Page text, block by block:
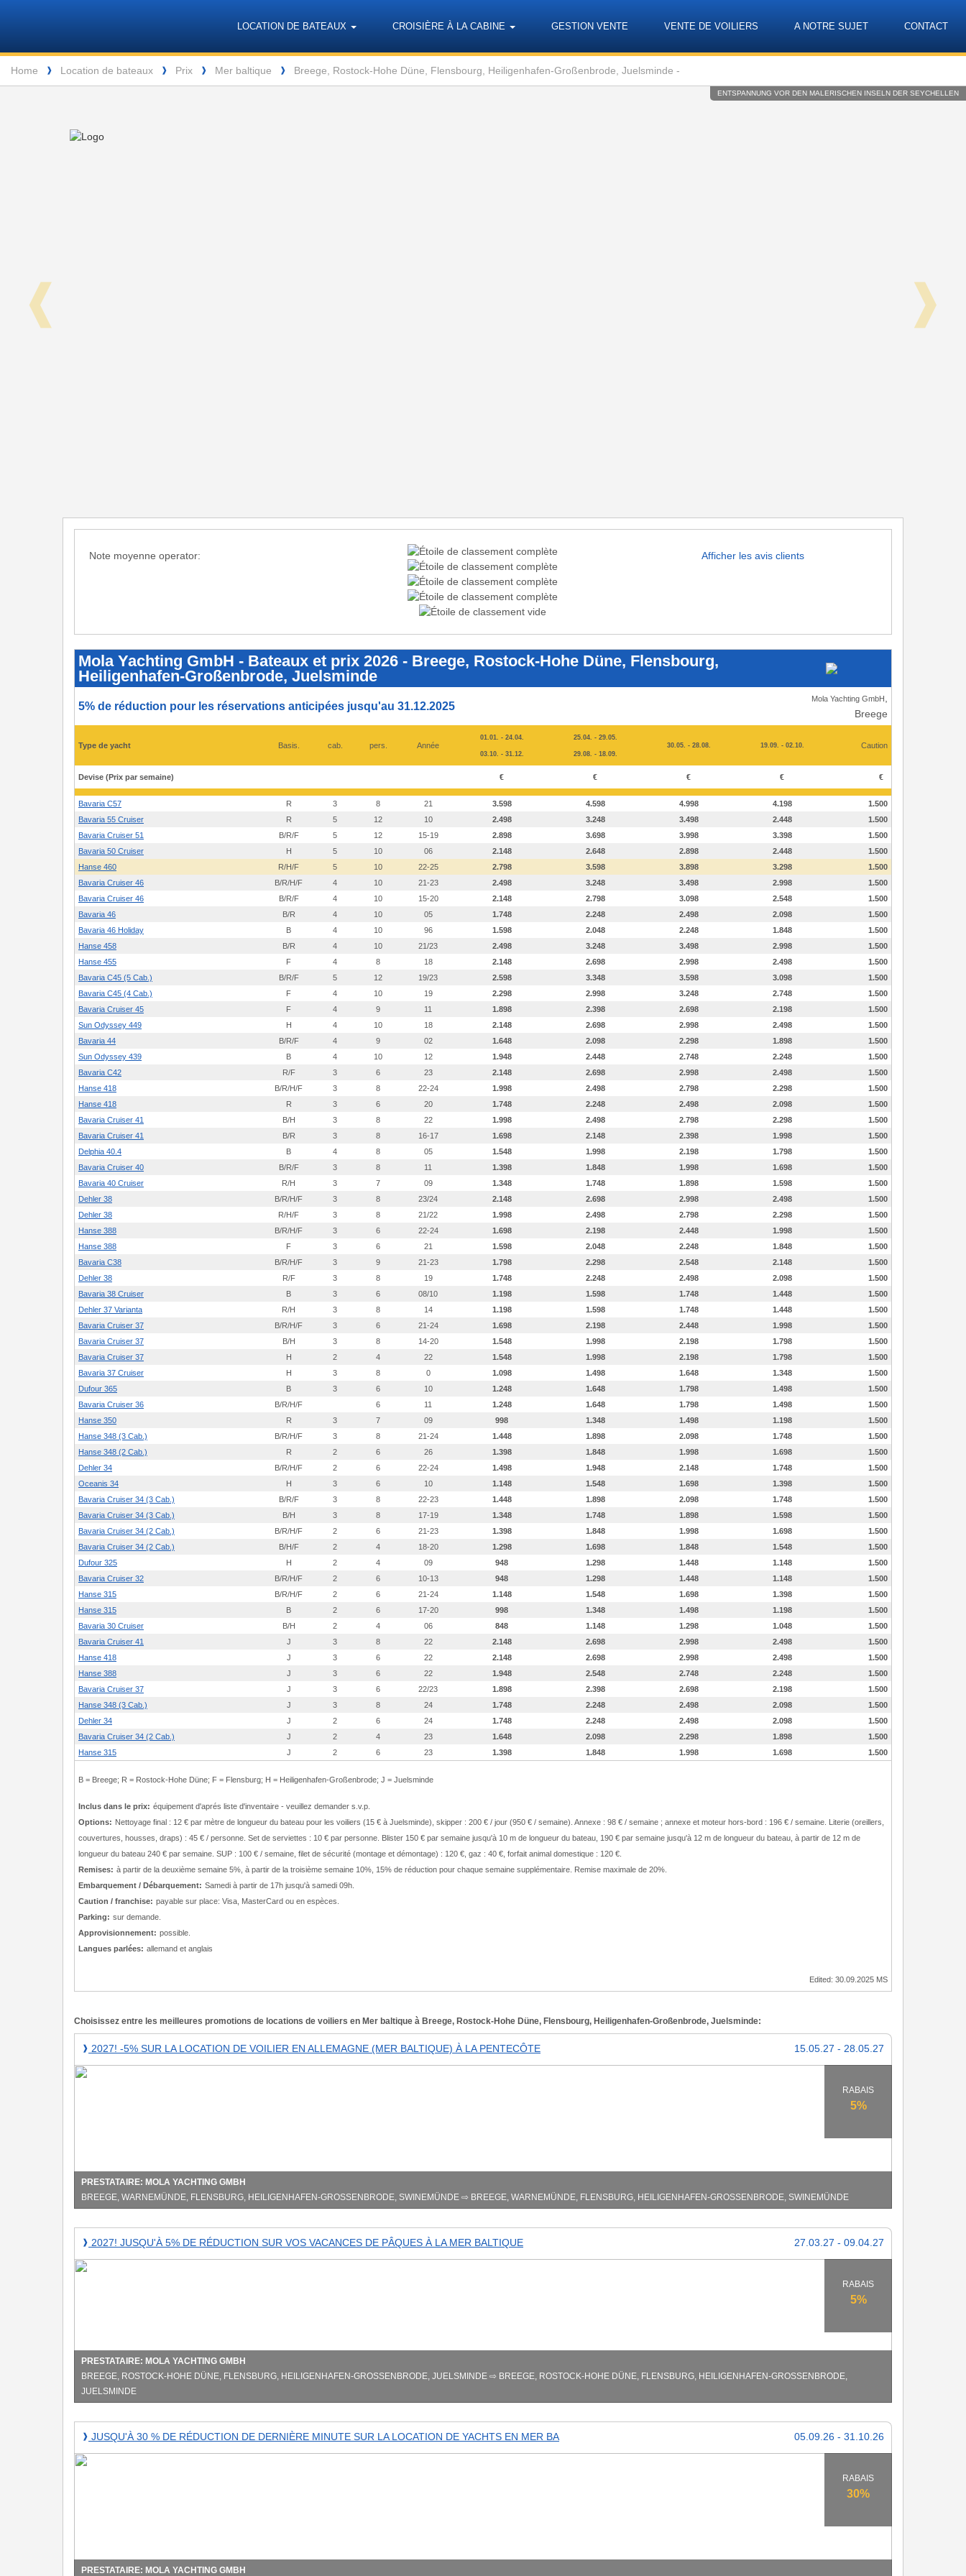
VPM
Yachtcharter
LOCATION DE BATEAUX CROISIÈRE À LA CABINE GESTION VENTE VENTE DE VOILIERS A NOTRE SUJET CONTACT
Breadcrumb
Home ❱ Location de bateaux ❱ Prix ❱ Mer baltique ❱ Breege, Rostock-Hohe Düne, Flensbourg, Heiligenhafen-Großenbrode, Juelsminde -
❰ ❱
ENTSPANNUNG VOR DEN MALERISCHEN INSELN DER SEYCHELLEN
Note moyenne operator: Afficher les avis clients
Yachting
GmbH
Bateaux
et
2026
Hohe
Düne,
Großenbrode,
Juelsminde
Mola Yachting GmbH - Bateaux et prix 2026 - Breege, Rostock-Hohe Düne, Flensbourg,
Heiligenhafen-Großenbrode, Juelsminde
5% de réduction pour les réservations anticipées jusqu'au 31.12.2025
Mola Yachting GmbH
Breege
Type de yacht Basis. cab. pers. Année
01.01. - 24.04.
03.10. - 31.12.
25.04. - 29.05.
29.08. - 18.09.
30.05. - 28.08. 19.09. - 02.10. Caution
Devise (Prix par semaine) € € € € €
Bavaria C57 R 3 8 21 3.598 4.598 4.998 4.198
1.500
Bavaria 55 Cruiser
R 5 12 10 2.498 3.248 3.498 2.448
1.500
Bavaria Cruiser 51
B/R/F 5 12 15-19 2.898 3.698 3.998 3.398
1.500
Bavaria 50 Cruiser
H 5 10 06 2.148 2.648 2.898 2.448
1.500
Hanse 460
R/H/F 5 10 22-25 2.798 3.598 3.898 3.298
1.500
Bavaria Cruiser 46
B/R/H/F 4 10 21-23 2.498 3.248 3.498 2.998
1.500
Bavaria Cruiser 46
B/R/F 4 10 15-20 2.148 2.798 3.098 2.548
1.500
Bavaria 46
B/R 4 10 05 1.748 2.248 2.498 2.098
1.500
Bavaria 46 Holiday
B 4 10 96 1.598 2.048 2.248 1.848
1.500
Hanse 458
B/R 4 10 21/23 2.498 3.248 3.498 2.998
1.500
Hanse 455
F 4 8 18 2.148 2.698 2.998 2.498
1.500
Bavaria C45 (5 Cab.)
B/R/F 5 12 19/23 2.598 3.348 3.598 3.098
1.500
Bavaria C45 (4 Cab.)
F 4 10 19 2.298 2.998 3.248 2.748
1.500
Bavaria Cruiser 45
F 4 9 11 1.898 2.398 2.698 2.198
1.500
Sun Odyssey 449
H 4 10 18 2.148 2.698 2.998 2.498
1.500
Bavaria 44
B/R/F 4 9 02 1.648 2.098 2.298 1.898
1.500
Sun Odyssey 439
B 4 10 12 1.948 2.448 2.748 2.248
1.500
Bavaria C42
R/F 3 6 23 2.148 2.698 2.998 2.498
1.500
Hanse 418
B/R/H/F 3 8 22-24 1.998 2.498 2.798 2.298
1.500
Hanse 418
R 3 6 20 1.748 2.248 2.498 2.098
1.500
Bavaria Cruiser 41
B/H 3 8 22 1.998 2.498 2.798 2.298
1.500
Bavaria Cruiser 41
B/R 3 8 16-17 1.698 2.148 2.398 1.998
1.500
Delphia 40.4
B 4 8 05 1.548 1.998 2.198 1.798
1.500
Bavaria Cruiser 40
B/R/F 3 8 11 1.398 1.848 1.998 1.698
1.500
Bavaria 40 Cruiser
R/H 3 7 09 1.348 1.748 1.898 1.598
1.500
Dehler 38
B/R/H/F 3 8 23/24 2.148 2.698 2.998 2.498
1.500
Dehler 38
R/H/F 3 8 21/22 1.998 2.498 2.798 2.298
1.500
Hanse 388
B/R/H/F 3 6 22-24 1.698 2.198 2.448 1.998
1.500
Hanse 388
F 3 6 21 1.598 2.048 2.248 1.848
1.500
Bavaria C38
B/R/H/F 3 9 21-23 1.798 2.298 2.548 2.148
1.500
Dehler 38
R/F 3 8 19 1.748 2.248 2.498 2.098
1.500
Bavaria 38 Cruiser
B 3 6 08/10 1.198 1.598 1.748 1.448
1.500
Dehler 37 Varianta
R/H 3 8 14 1.198 1.598 1.748 1.448
1.500
Bavaria Cruiser 37
B/R/H/F 3 6 21-24 1.698 2.198 2.448 1.998
1.500
Bavaria Cruiser 37
B/H 3 8 14-20 1.548 1.998 2.198 1.798
1.500
Bavaria Cruiser 37
H 2 4 22 1.548 1.998 2.198 1.798
1.500
Bavaria 37 Cruiser
H 3 8 0 1.098 1.498 1.648 1.348
1.500
Dufour 365
B 3 6 10 1.248 1.648 1.798 1.498
1.500
Bavaria Cruiser 36
B/R/H/F 6 11 1.248 1.648 1.798 1.498
1.500
Hanse 350
R 3 7 09 998 1.348 1.498 1.198
1.500
Hanse 348 (3 Cab.)
B/R/H/F 3 8 21-24 1.448 1.898 2.098 1.748
1.500
Hanse 348 (2 Cab.)
R 2 6 26 1.398 1.848 1.998 1.698
1.500
Dehler 34
B/R/H/F 2 6 22-24 1.498 1.948 2.148 1.748
1.500
Oceanis 34
H 3 6 10 1.148 1.548 1.698 1.398
1.500
Bavaria Cruiser 34 (3 Cab.)
B/R/F 3 8 22-23 1.448 1.898 2.098 1.748
1.500
Bavaria Cruiser 34 (3 Cab.)
B/H 3 8 17-19 1.348 1.748 1.898 1.598
1.500
Bavaria Cruiser 34 (2 Cab.)
B/R/H/F 2 6 21-23 1.398 1.848 1.998 1.698
1.500
Bavaria Cruiser 34 (2 Cab.)
B/H/F 2 4 18-20 1.298 1.698 1.848 1.548
1.500
Dufour 325
H 2 4 09 948 1.298 1.448 1.148
1.500
Bavaria Cruiser 32
B/R/H/F 2 6 10-13 948 1.298 1.448 1.148
1.500
Hanse 315
B/R/H/F 2 6 21-24 1.148 1.548 1.698 1.398
1.500
Hanse 315
B 2 6 17-20 998 1.348 1.498 1.198
1.500
Bavaria 30 Cruiser
B/H 2 4 06 848 1.148 1.298 1.048
1.500
Bavaria Cruiser 41
J 3 8 22 2.148 2.698 2.998 2.498
1.500
Hanse 418
J 3 6 22 2.148 2.698 2.998 2.498
1.500
Hanse 388
J 3 6 22 1.948 2.548 2.748 2.248
1.500
Bavaria Cruiser 37
J 3 6 22/23 1.898 2.398 2.698 2.198
1.500
Hanse 348 (3 Cab.)
J 3 8 24 1.748 2.248 2.498 2.098
1.500
Dehler 34
J 2 6 24 1.748 2.248 2.498 2.098
1.500
Bavaria Cruiser 34 (2 Cab.)
J 2 4 23 1.648 2.098 2.298 1.898
1.500
Hanse 315
J 2 6 23 1.398 1.848 1.998 1.698 1.500
B = Breege; R = Rostock-Hohe Düne; F = Flensburg; H = Heiligenhafen-Großenbrode; J = Juelsminde
Inclus dans le prix: équipement d'aprés liste d'inventaire - veuillez demander s.v.p.
Options: Nettoyage final : 12 € par mètre de longueur du bateau pour les voiliers (15 € à Juelsminde), skipper : 200 € / jour (950 € / semaine). Annexe : 98 € / semaine ; annexe et moteur hors-bord : 196 € / semaine. Literie (oreillers,
couvertures, housses, draps) : 45 € / personne. Set de serviettes : 10 € par personne. Blister 150 € par semaine jusqu'à 10 m de longueur du bateau, 190 € par semaine jusqu'à 12 m de longueur du bateau, à partir de 12 m de
longueur du bateau 240 € par semaine. SUP : 100 € / semaine, filet de sécurité (montage et démontage) : 120 €, gaz : 40 €, forfait animal domestique : 120 €.
Remises: à partir de la deuxième semaine 5%, à partir de la troisième semaine 10%, 15% de réduction pour chaque semaine supplémentaire. Remise maximale de 20%.
Embarquement / Débarquement: Samedi à partir de 17h jusqu'à samedi 09h.
Caution / franchise: payable sur place: Visa, MasterCard ou en espèces.
Parking: sur demande.
Approvisionnement: possible.
Langues parlées: allemand et anglais
Edited: 30.09.2025 MS
Choisissez entre les meilleures promotions de locations de voiliers en Mer baltique à Breege, Rostock-Hohe Düne, Flensbourg, Heiligenhafen-Großenbrode, Juelsminde:
2027!
-5%
sur
(Mer
Baltique)
la
Pentecôte
❱ 2027! -5% SUR LA LOCATION DE VOILIER EN ALLEMAGNE (MER BALTIQUE) À LA PENTECÔTE 15.05.27 - 28.05.27
RABAIS
5%
PRESTATAIRE: MOLA YACHTING GMBH
BREEGE, WARNEMÜNDE, FLENSBURG, HEILIGENHAFEN-GROSSENBRODE, SWINEMÜNDE ⇨ BREEGE, WARNEMÜNDE, FLENSBURG, HEILIGENHAFEN-GROSSENBRODE, SWINEMÜNDE
2027!
Jusqu'à
5%
de
Pâques
mer
Baltique
❱ 2027! JUSQU'À 5% DE RÉDUCTION SUR VOS VACANCES DE PÂQUES À LA MER BALTIQUE 27.03.27 - 09.04.27
RABAIS
5%
PRESTATAIRE: MOLA YACHTING GMBH
BREEGE, ROSTOCK-HOHE DÜNE, FLENSBURG, HEILIGENHAFEN-GROSSENBRODE, JUELSMINDE ⇨ BREEGE, ROSTOCK-HOHE DÜNE, FLENSBURG, HEILIGENHAFEN-GROSSENBRODE, JU
ELSMINDE
Jusqu'à
30
%
la
❱ JUSQU'À 30 % DE RÉDUCTION DE DERNIÈRE MINUTE SUR LA LOCATION DE YACHTS EN MER BA 05.09.26 - 31.10.26
RABAIS
30%
PRESTATAIRE: MOLA YACHTING GMBH